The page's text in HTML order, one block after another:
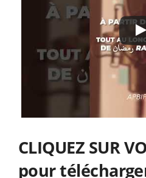
CLIQUEZ SUR
pour